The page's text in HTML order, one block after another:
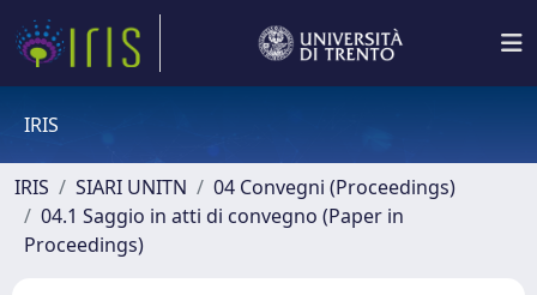
IRIS
IRIS SIARI UNITN
04 Convegni (Proceedings)
04.1 Saggio in atti di convegno (Paper in
Proceedings)